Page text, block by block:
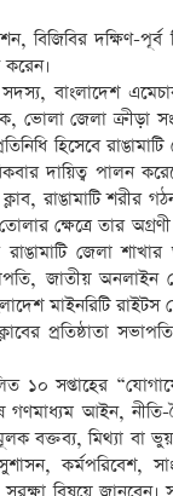
দক্ষিণ-পূর্ব
বাংলাদেশ
জেলা ক্রীড়া
হিসেবে
দায়িত্ব পালন
রাঙামাটি শরীর
ক্ষেত্রে তার
জেলা
জাতীয় অনলাইন
মাইনরিটি রাইটস
প্রতিষ্ঠাতা
১০ সপ্তাহের
আইন, নীতি-
বক্তব্য, মিথ্যা বা
কর্মপরিবেশ,